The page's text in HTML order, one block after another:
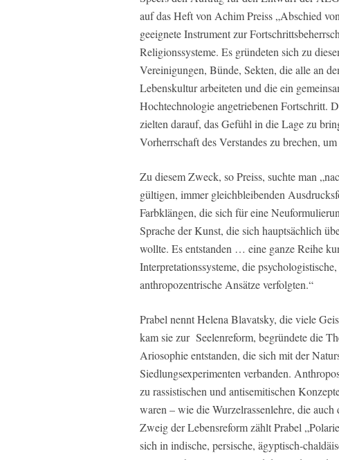
auf das Heft von Achim Preiss „Abschied
geeignete Instrument zur
Religionssysteme. Es gründeten sich zu
Vereinigungen, Bünde, Sekten, die alle an
Lebenskultur arbeiteten und die ein
Hochtechnologie angetriebenen Fortschritt.
zielten darauf, das Gefühl in die Lage zu
Vorherrschaft des Verstandes zu brechen,
Zu diesem Zweck, so Preiss, suchte man
gültigen, immer gleichbleibenden
Farbklängen, die sich für eine
Sprache der Kunst, die sich hauptsächlich
wollte. Es entstanden … eine ganze Reihe
Interpretationssysteme, die
anthropozentrische Ansätze verfolgten.“
Prabel nennt Helena Blavatsky, die viele
kam sie zur Seelenreform, begründete die
Ariosophie entstanden, die sich mit der
Siedlungsexperimenten verbanden.
zu rassistischen und antisemitischen
waren – wie die Wurzelrassenlehre, die
Zweig der Lebensreform zählt Prabel
sich in indische, persische, ägyptisch-